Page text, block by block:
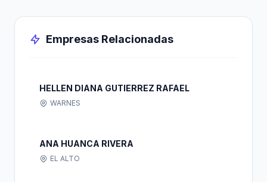
Empresas Relacionadas
HELLEN DIANA GUTIERREZ RAFAEL
WARNES
ANA HUANCA RIVERA
EL ALTO